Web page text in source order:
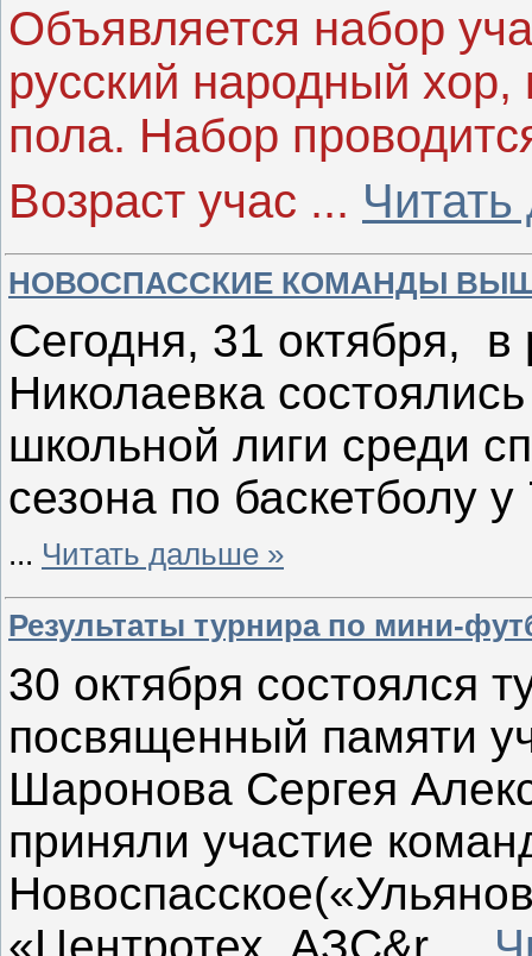
Объявляется набор
русский народный хор,
пола. Набор
Возраст учас ...
НОВОСПАССКИЕ КОМАНДЫ
Сегодня, 31 октября, в
Николаевка
школьной лиги среди
сезона по баскетболу
... Читать дальше »
Результаты турнира по мини-
30 октября состоялся
посвященный памяти
Шаронова Сергея
приняли участие
«Центротех АЗС&r